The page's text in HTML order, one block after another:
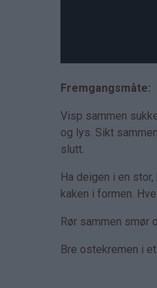
Fremgangsmåte:
Visp sammen
og lys. Sikt
slutt.
Ha deigen i en
kaken i formen.
Rør sammen smør
Bre ostekremen i